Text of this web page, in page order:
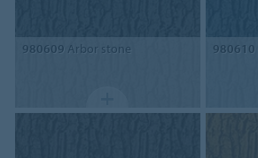
980609 Arbor stone 980610